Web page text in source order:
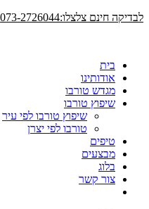
דלג
לבדיקה חינם צלצלו:073-2726044
בית
אודותינו
מגדש טורבו
שיפוץ טורבו
שיפוץ טורבו לפי עיר
טורבו לפי יצרן
טיפים
מבצעים
בלוג
צור קשר